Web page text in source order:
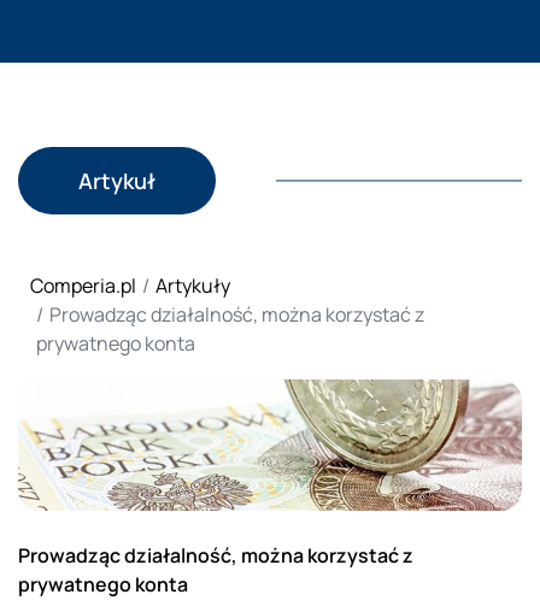
Artykuł
Comperia.pl
Artykuły
Prowadząc działalność, można korzystać z
prywatnego konta
Prowadząc działalność, można korzystać z
prywatnego konta